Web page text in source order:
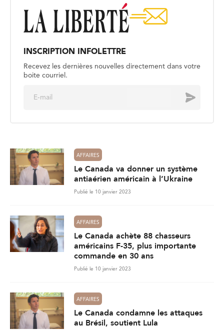
INSCRIPTION INFOLETTRE
Recevez les dernières nouvelles directement dans votre
boite courriel.
Envoyer
AFFAIRES
Le Canada va donner un système
antiaérien américain à l’Ukraine
Publié le 10 janvier 2023
AFFAIRES
Le Canada achète 88 chasseurs
américains F-35, plus importante
commande en 30 ans
Publié le 10 janvier 2023
AFFAIRES
Le Canada condamne les attaques
au Brésil, soutient Lula